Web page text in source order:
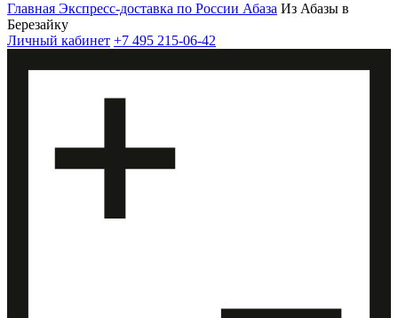
Главная Экспресс-доставка по России Абаза Из Абазы в
Березайку
Личный кабинет +7 495 215-06-42